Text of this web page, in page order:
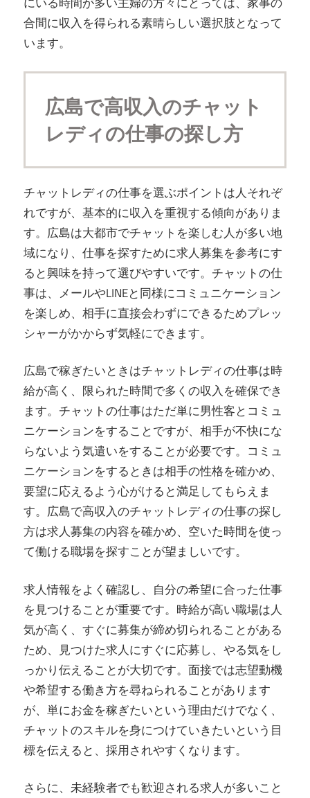
合間に収入を得られる素晴らしい選択肢となって
います。
広島で高収入のチャット
レディの仕事の探し方
チャットレディの仕事を選ぶポイントは人それぞ
れですが、基本的に収入を重視する傾向がありま
す。広島は大都市でチャットを楽しむ人が多い地
域になり、仕事を探すために求人募集を参考にす
ると興味を持って選びやすいです。チャットの仕
事は、メールやLINEと同様にコミュニケーション
を楽しめ、相手に直接会わずにできるためプレッ
シャーがかからず気軽にできます。
広島で稼ぎたいときはチャットレディの仕事は時
給が高く、限られた時間で多くの収入を確保でき
ます。チャットの仕事はただ単に男性客とコミュ
ニケーションをすることですが、相手が不快にな
らないよう気遣いをすることが必要です。コミュ
ニケーションをするときは相手の性格を確かめ、
要望に応えるよう心がけると満足してもらえま
す。広島で高収入のチャットレディの仕事の探し
方は求人募集の内容を確かめ、空いた時間を使っ
て働ける職場を探すことが望ましいです。
求人情報をよく確認し、自分の希望に合った仕事
を見つけることが重要です。時給が高い職場は人
気が高く、すぐに募集が締め切られることがある
ため、見つけた求人にすぐに応募し、やる気をし
っかり伝えることが大切です。面接では志望動機
や希望する働き方を尋ねられることがあります
が、単にお金を稼ぎたいという理由だけでなく、
チャットのスキルを身につけていきたいという目
標を伝えると、採用されやすくなります。
さらに、未経験者でも歓迎される求人が多いこと